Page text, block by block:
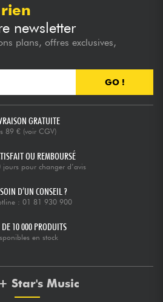
newsletter
plans, offres exclusives,
GO !
GRATUITE
89 € (voir CGV)
OU REMBOURSÉ
jours pour changer d’avis
D’UN CONSEIL ?
: 01 81 930 900
10 000 PRODUITS
en stock
Star's Music